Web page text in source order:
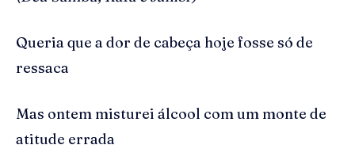
Queria que a dor de cabeça hoje fosse só de
ressaca
Mas ontem misturei álcool com um monte de
atitude errada